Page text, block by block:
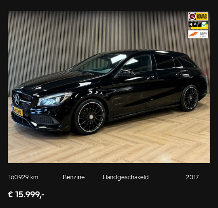
160.929 km Benzine Handgeschakeld 2017
€ 15.999,-